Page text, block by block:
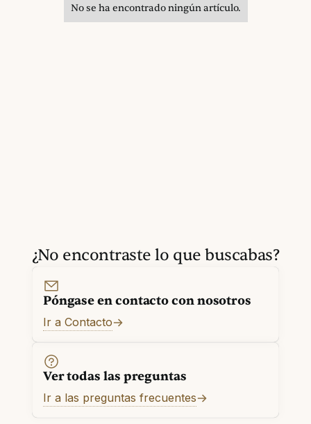
No se ha encontrado ningún artículo.
¿No encontraste lo que buscabas?
Póngase en contacto con nosotros
Ir a Contacto
Ver todas las preguntas
Ir a las preguntas frecuentes